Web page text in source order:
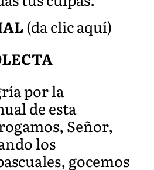
(da clic aquí)
por la
de esta
Señor,
los
gocemos